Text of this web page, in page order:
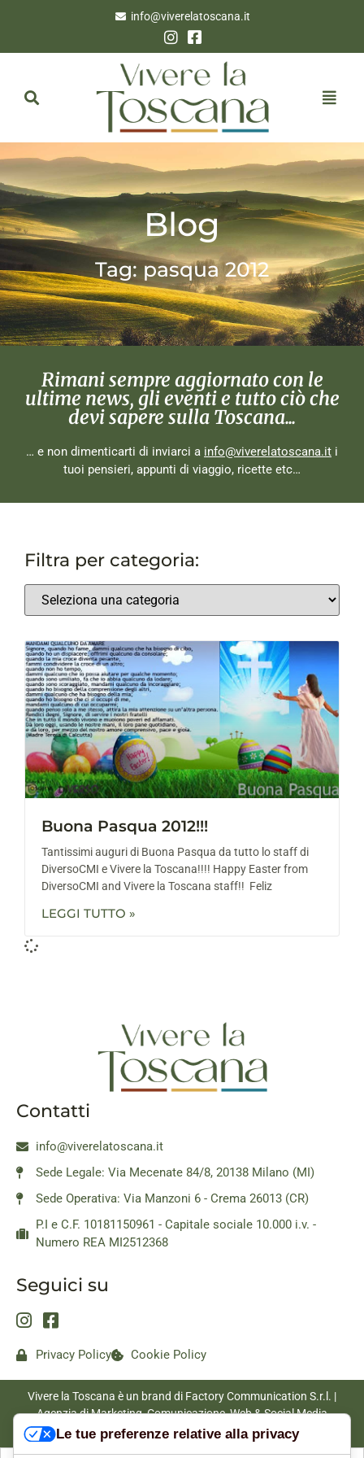
info@viverelatoscana.it
Blog
Tag: pasqua 2012
Rimani sempre aggiornato con le
ultime news, gli eventi e tutto ciò che
devi sapere sulla Toscana...
… e non dimenticarti di inviarci a info@viverelatoscana.it i
tuoi pensieri, appunti di viaggio, ricette etc…
Filtra per categoria:
Buona Pasqua 2012!!!
Tantissimi auguri di Buona Pasqua da tutto lo staff di
DiversoCMI e Vivere la Toscana!!!! Happy Easter from
DiversoCMI and Vivere la Toscana staff!! Feliz
LEGGI TUTTO »
Contatti
info@viverelatoscana.it
Sede Legale: Via Mecenate 84/8, 20138 Milano (MI)
Sede Operativa: Via Manzoni 6 - Crema 26013 (CR)
P.I e C.F. 10181150961 - Capitale sociale 10.000 i.v. -
Numero REA MI2512368
Seguici su
Privacy Policy Cookie Policy
Vivere la Toscana è un brand di Factory Communication S.r.l. |
Agenzia di Marketing, Comunicazione, Web & Social Media
|www.factorycommunication.it
Le tue preferenze relative alla privacy